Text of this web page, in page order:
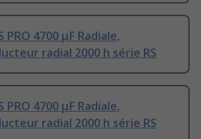
4700 μF Radiale,
radial 2000 h série RS
4700 μF Radiale,
radial 2000 h série RS